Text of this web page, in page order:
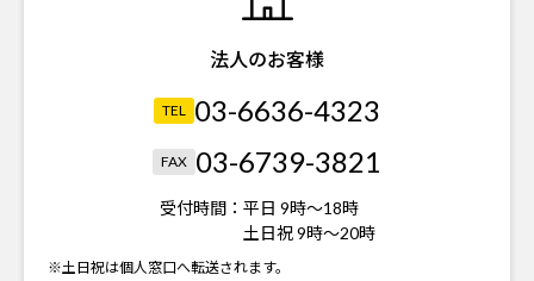
法人のお客様
TEL 03-6636-4323
FAX 03-6739-3821
受付時間： 平日 9時～18時
土日祝 9時～20時
※土日祝は個人窓口へ転送されます。